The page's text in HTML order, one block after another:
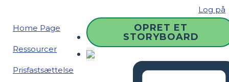
Log på
Home Page
Ressourcer
Prisfastsættelse
OPRET ET
STORYBOARD